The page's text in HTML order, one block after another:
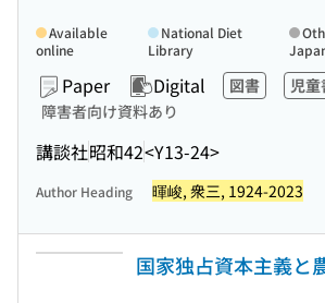
Paper Digital 図書
児童
障害者向け資料あり
講談社昭和42<Y13-24>
Available
online
National Diet
Library
Author Heading 暉峻, 衆三, 1924-2023
国家独占資本主義と